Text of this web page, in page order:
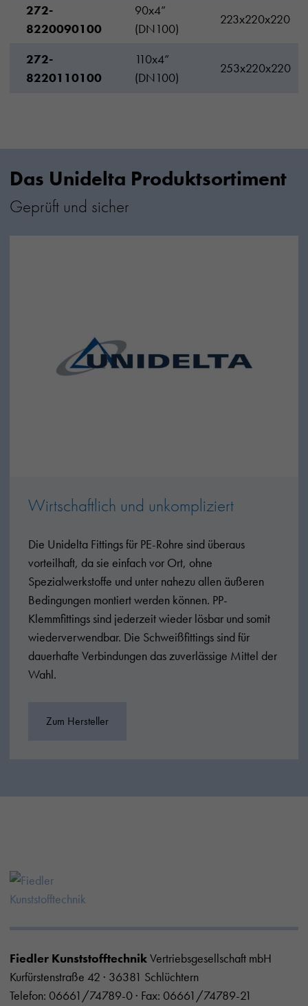
272-
8220090100
90x4”
(DN100)
223x220x220
272-
8220110100
110x4”
(DN100)
253x220x220
Das Unidelta Produktsortiment
Geprüft und sicher
Wirtschaftlich und unkompliziert
Die Unidelta Fittings für PE-Rohre sind überaus
vorteilhaft, da sie einfach vor Ort, ohne
Spezialwerkstoffe und unter nahezu allen äußeren
Bedingungen montiert werden können. PP-
Klemmfittings sind jederzeit wieder lösbar und somit
wiederverwendbar. Die Schweißfittings sind für
dauerhafte Verbindungen das zuverlässige Mittel der
Wahl.
Zum Hersteller
Fiedler KunststofftechnikVertriebsgesellschaft mbH
Kurfürstenstraße 42 · 36381 Schlüchtern
Telefon: 06661/74789-0 · Fax: 06661/74789-21